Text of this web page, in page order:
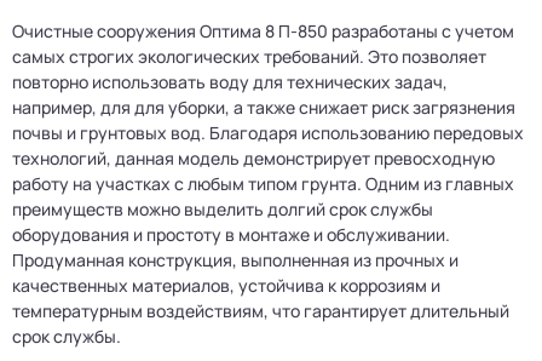
Очистные сооружения Оптима 8 П-850 разработаны с учетом
самых строгих экологических требований. Это позволяет
повторно использовать воду для технических задач,
например, для для уборки, а также снижает риск загрязнения
почвы и грунтовых вод. Благодаря использованию передовых
технологий, данная модель демонстрирует превосходную
работу на участках с любым типом грунта. Одним из главных
преимуществ можно выделить долгий срок службы
оборудования и простоту в монтаже и обслуживании.
Продуманная конструкция, выполненная из прочных и
качественных материалов, устойчива к коррозиям и
температурным воздействиям, что гарантирует длительный
срок службы.